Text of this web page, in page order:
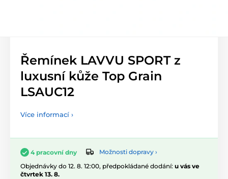
Řemínek LAVVU SPORT z
luxusní kůže Top Grain
LSAUC12
Více informací ›
4 pracovní dny
Možnosti dopravy ›
Objednávky do 12. 8. 12:00, předpokládané dodání: u vás ve
čtvrtek 13. 8.